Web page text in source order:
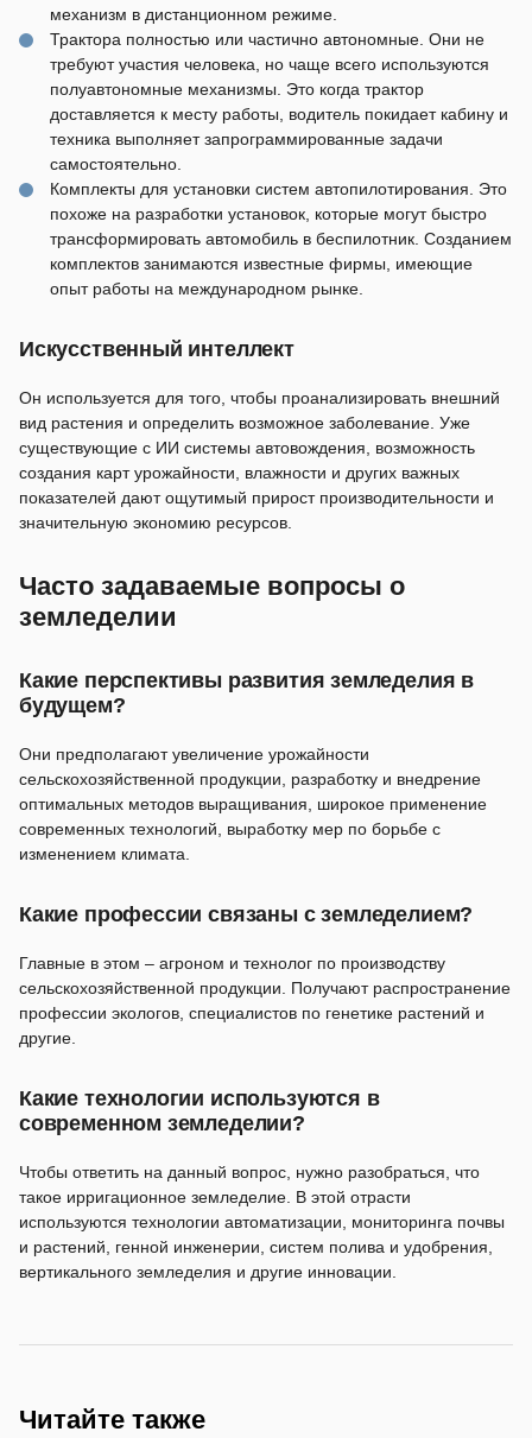
механизм в дистанционном режиме.
Трактора полностью или частично автономные. Они не
требуют участия человека, но чаще всего используются
полуавтономные механизмы. Это когда трактор
доставляется к месту работы, водитель покидает кабину и
техника выполняет запрограммированные задачи
самостоятельно.
Комплекты для установки систем автопилотирования. Это
похоже на разработки установок, которые могут быстро
трансформировать автомобиль в беспилотник. Созданием
комплектов занимаются известные фирмы, имеющие
опыт работы на международном рынке.
Искусственный интеллект
Он используется для того, чтобы проанализировать внешний
вид растения и определить возможное заболевание. Уже
существующие с ИИ системы автовождения, возможность
создания карт урожайности, влажности и других важных
показателей дают ощутимый прирост производительности и
значительную экономию ресурсов.
Часто задаваемые вопросы о
земледелии
Какие перспективы развития земледелия в
будущем?
Они предполагают увеличение урожайности
сельскохозяйственной продукции, разработку и внедрение
оптимальных методов выращивания, широкое применение
современных технологий, выработку мер по борьбе с
изменением климата.
Какие профессии связаны с земледелием?
Главные в этом – агроном и технолог по производству
сельскохозяйственной продукции. Получают распространение
профессии экологов, специалистов по генетике растений и
другие.
Какие технологии используются в
современном земледелии?
Чтобы ответить на данный вопрос, нужно разобраться, что
такое ирригационное земледелие. В этой отрасти
используются технологии автоматизации, мониторинга почвы
и растений, генной инженерии, систем полива и удобрения,
вертикального земледелия и другие инновации.
Читайте также